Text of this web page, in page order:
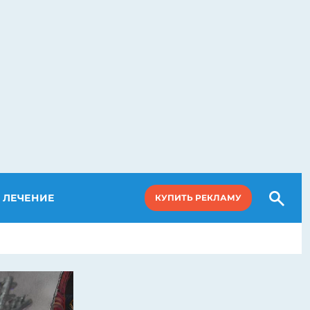
ЛЕЧЕНИЕ КУПИТЬ РЕКЛАМУ